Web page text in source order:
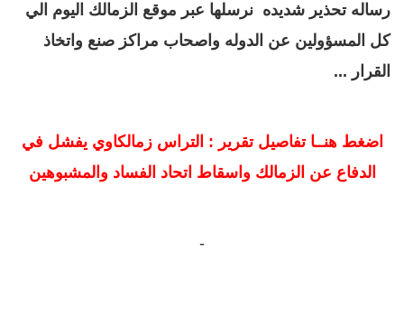
رساله تحذير شديده نرسلها عبر موقع الزمالك اليوم الي
كل المسؤولين عن الدوله واصحاب مراكز صنع واتخاذ
القرار ...
اضغط هنــا تفاصيل تقرير : التراس زمالكاوي يفشل في
الدفاع عن الزمالك واسقاط اتحاد الفساد والمشبوهين
-